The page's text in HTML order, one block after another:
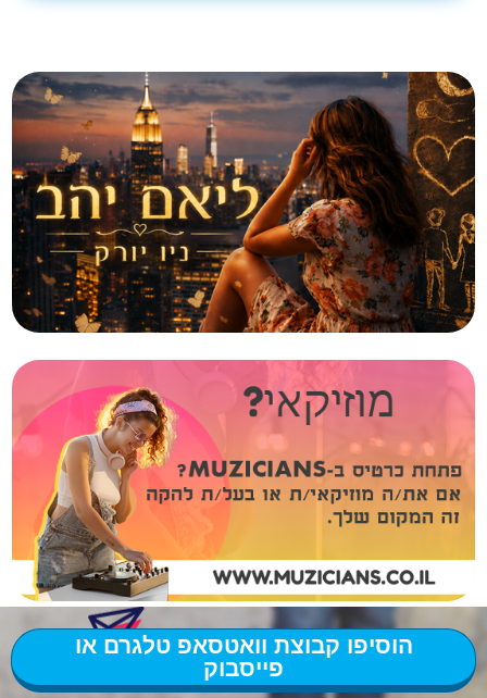
הוסיפו קבוצת וואטסאפ טלגרם או
פייסבוק